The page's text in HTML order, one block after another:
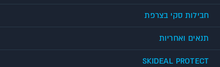
חבילות סקי בצרפת
תנאים ואחריות
SKIDEAL PROTECT